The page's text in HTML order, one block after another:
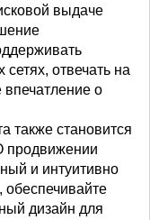
выдаче
отвечать на
о
также становится
продвижении
и интуитивно
дизайн для